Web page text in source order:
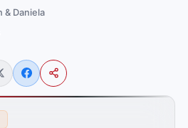
& Daniela